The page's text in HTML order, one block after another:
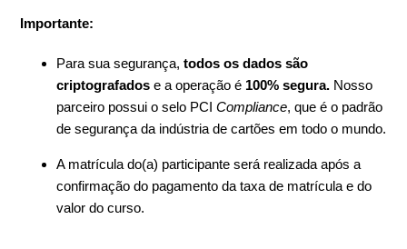
Importante:
Para sua segurança, todos os dados são
criptografadose a operação é 100% segura. Nosso
parceiro possui o selo PCICompliance, que é o padrão
de segurança da indústria de cartões em todo o mundo.
A matrícula do(a) participante será realizada após a
confirmação do pagamento da taxa de matrícula e do
valor do curso.